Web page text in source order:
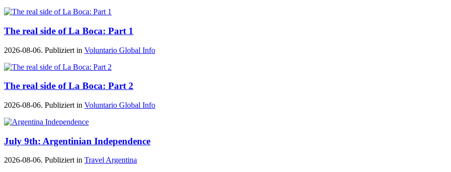
The real side of La Boca: Part 1
2026-08-06. Publiziert in Voluntario Global Info
The real side of La Boca: Part 2
2026-08-06. Publiziert in Voluntario Global Info
July 9th: Argentinian Independence
2026-08-06. Publiziert in Travel Argentina